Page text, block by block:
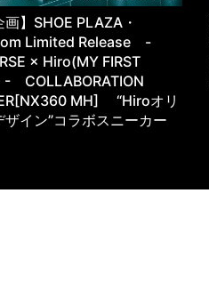
画】SHOE PLAZA・
Limited Release -
× Hiro(MY FIRST
- COLLABORATION
MH] “Hiroオリ
ザイン”コラボスニーカー